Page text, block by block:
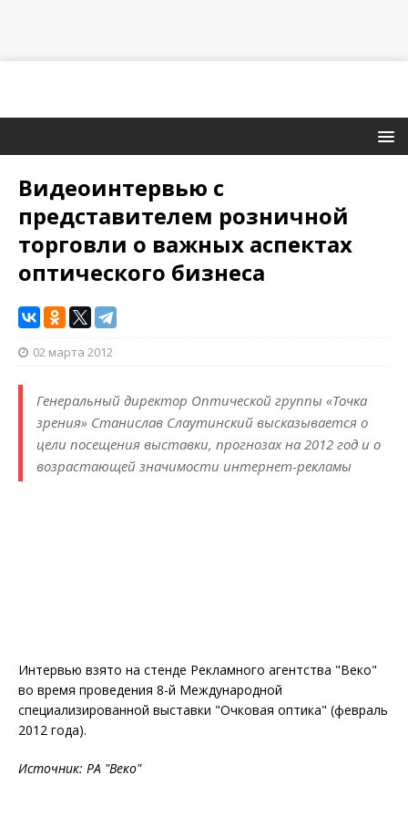
Видеоинтервью с
представителем розничной
торговли о важных аспектах
оптического бизнеса
02 марта 2012
Генеральный директор Оптической группы «Точка
зрения» Станислав Слаутинский высказывается о
цели посещения выставки, прогнозах на 2012 год и о
возрастающей значимости интернет-рекламы
Интервью взято на стенде Рекламного агентства "Веко"
во время проведения 8-й Международной
специализированной выставки "Очковая оптика" (февраль
2012 года).
Источник: РА "Веко"